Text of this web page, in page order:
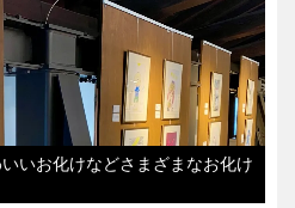
いお化けなどさまざまなお化け